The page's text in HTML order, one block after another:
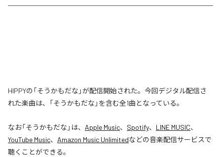
HIPPYの「そうかもだな」が配信開始された。今回デジタル配信さ
れた楽曲は、「そうかもだな」を含む全1曲となっている。
なお「そうかもだな 」は、 Apple Music、 Spotify、 LINE MUSIC、
YouTube Music、 Amazon Music Unlimitedなどの音楽配信サービスで
聴くことができる。